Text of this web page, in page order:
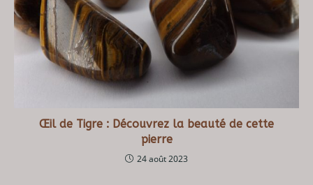
Œil de Tigre : Découvrez la beauté de cette
pierre
24 août 2023